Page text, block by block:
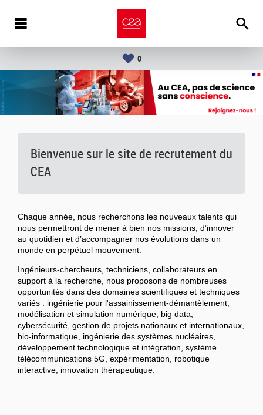
0
Bienvenue sur le site de recrutement du
CEA
Chaque année, nous recherchons les nouveaux talents qui
nous permettront de mener à bien nos missions, d’innover
au quotidien et d’accompagner nos évolutions dans un
monde en perpétuel mouvement.
Ingénieurs-chercheurs, techniciens, collaborateurs en
support à la recherche, nous proposons de nombreuses
opportunités dans des domaines scientifiques et techniques
variés : ingénierie pour l'assainissement-démantèlement,
modélisation et simulation numérique, big data,
cybersécurité, gestion de projets nationaux et internationaux,
bio-informatique, ingénierie des systèmes nucléaires,
développement technologique et intégration, système
télécommunications 5G, expérimentation, robotique
interactive, innovation thérapeutique.